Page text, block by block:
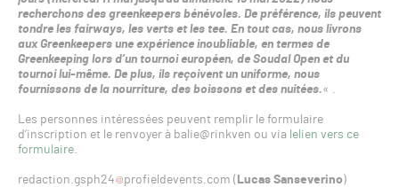
recherchons des greenkeepers bénévoles. De préférence, ils peuvent
tondre les fairways, les verts et les tee. En tout cas, nous livrons
aux Greenkeepers une expérience inoubliable, en termes de
Greenkeeping lors d’un tournoi européen, de Soudal Open et du
tournoi lui-même. De plus, ils reçoivent un uniforme, nous
fournissons de la nourriture, des boissons et des nuitées.« .
Les personnes intéressées peuvent remplir le formulaire
d’inscription et le renvoyer à balie@rinkven ou via lelien vers ce
formulaire.
redaction.gsph24 profieldevents.com ( Lucas Sanseverino)